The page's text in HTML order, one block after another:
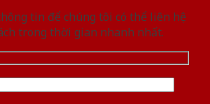
tin để chúng tôi có thể liên hệ
trong thời gian nhanh nhất.